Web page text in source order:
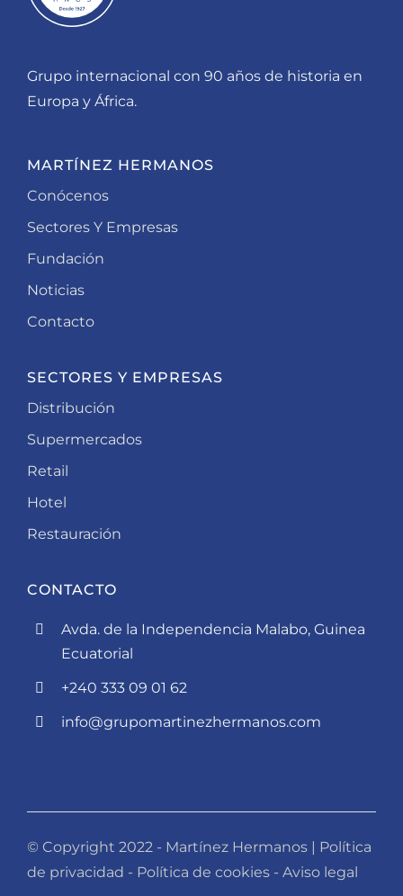
Grupo internacional con 90 años de historia en
Europa y África.
MARTÍNEZ HERMANOS
Conócenos
Sectores Y Empresas
Fundación
Noticias
Contacto
SECTORES Y EMPRESAS
Distribución
Supermercados
Retail
Hotel
Restauración
CONTACTO
Avda. de la Independencia Malabo, Guinea
Ecuatorial
+240 333 09 01 62
info@grupomartinezhermanos.com
© Copyright 2022 - Martínez Hermanos | Política
de privacidad - Política de cookies- Aviso legal